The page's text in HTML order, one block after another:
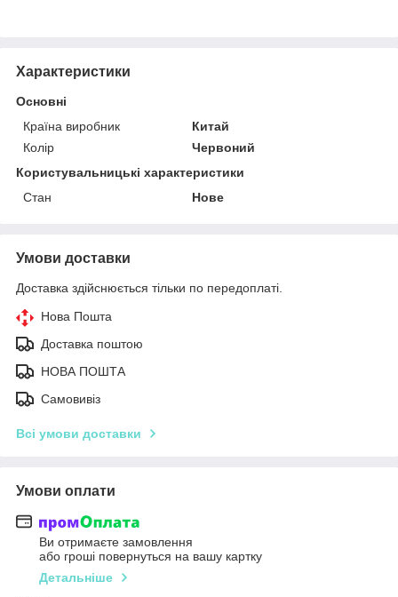
Характеристики
Основні
Країна виробник
Китай
Колір
Червоний
Користувальницькі характеристики
Стан
Нове
Умови доставки
Доставка здійснюється тільки по передоплаті.
Нова Пошта
Доставка поштою
НОВА ПОШТА
Самовивіз
Всі умови доставки
Умови оплати
Ви отримаєте замовлення
або гроші повернуться на вашу картку
Детальніше